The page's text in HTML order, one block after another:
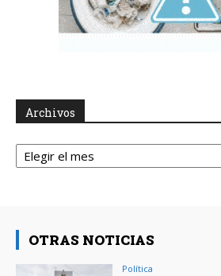
Archivos
Archivos
OTRAS NOTICIAS
Política